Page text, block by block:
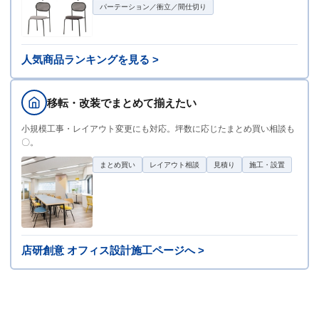
パーテーション／衝立／間仕切り
人気商品ランキングを見る >
移転・改装でまとめて揃えたい
小規模工事・レイアウト変更にも対応。坪数に応じたまとめ買い相談も
〇。
まとめ買い レイアウト相談 見積り 施工・設置
店研創意 オフィス設計施工ページへ >